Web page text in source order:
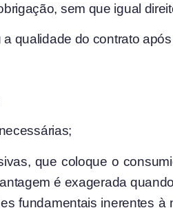
sem que igual
qualidade do contrato
que coloque o
é exagerada
fundamentais inerentes